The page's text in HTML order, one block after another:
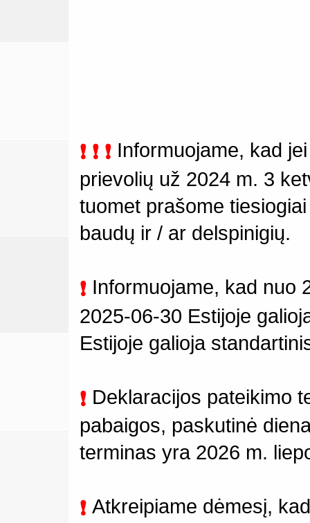
❗ ❗ ❗ Informuojame, kad
prievolių už 2024 m. 3
tuomet prašome
baudų ir / ar delspinigių.
❗ Informuojame, kad nuo
2025-06-30 Estijoje
Estijoje galioja
❗ Deklaracijos pateikimo
pabaigos, paskutinė
terminas yra 2026 m.
❗ Atkreipiame dėmesį,